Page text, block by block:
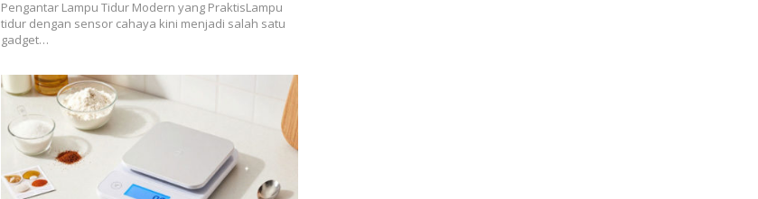
Pengantar Lampu Tidur Modern yang PraktisLampu
tidur dengan sensor cahaya kini menjadi salah satu
gadget…